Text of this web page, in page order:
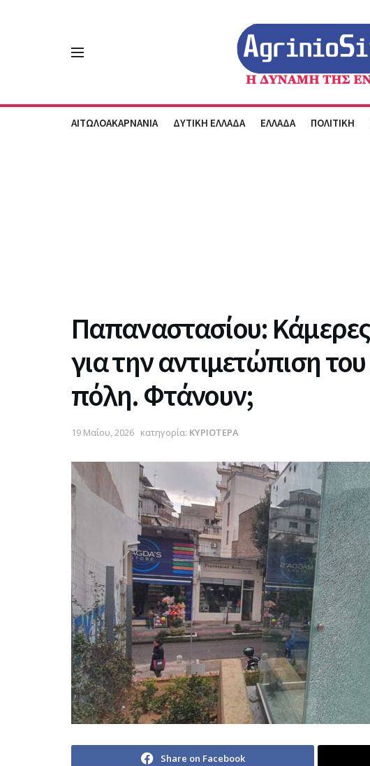
ΑΙΤΩΛΟΑΚΑΡΝΑΝΙΑ ΔΥΤΙΚΗ ΕΛΛΑΔΑ ΕΛΛΑΔΑ ΠΟΛΙΤΙΚΗ
Παπαναστασίου:
για την αντιμετώπιση
πόλη. Φτάνουν;
19 Μαΐου, 2026 κατηγορία: ΚΥΡΙΟΤΕΡΑ
Share on Facebook